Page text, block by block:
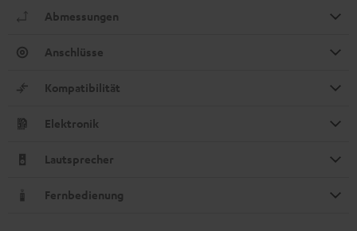
Abmessungen
Anschlüsse
Kompatibilität
Elektronik
Lautsprecher
Fernbedienung